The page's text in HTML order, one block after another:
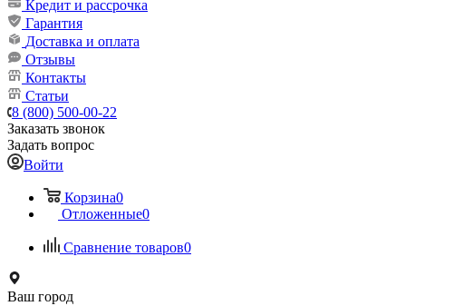
Кредит и рассрочка
Гарантия
Доставка и оплата
Отзывы
Контакты
Статьи
8 (800) 500-00-22
Заказать звонок
Задать вопрос
Войти
Корзина0
Отложенные0
Сравнение товаров0
Ваш город